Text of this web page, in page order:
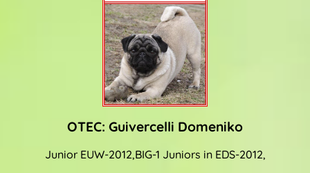
OTEC: Guivercelli Domeniko
Junior EUW-2012,BIG-1 Juniors in EDS-2012,